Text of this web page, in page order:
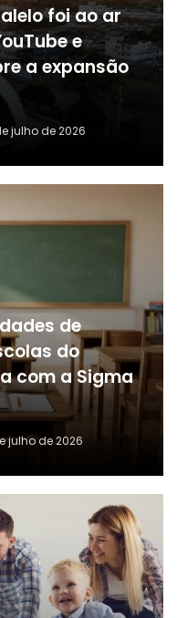
foi ao ar
e
a expansão
julho de 2026
de
do
com a Sigma
julho de 2026